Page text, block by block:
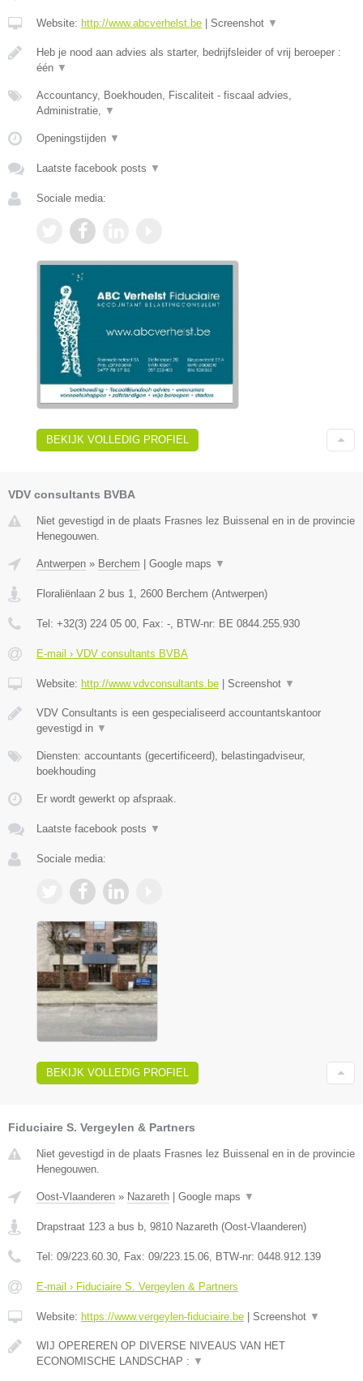
Website: http://www.abcverhelst.be Screenshot ▼
Heb je nood aan advies als starter, bedrijfsleider of vrij beroeper :
één ▼
Accountancy, Boekhouden, Fiscaliteit - fiscaal advies,
Administratie,
▼
Openingstijden ▼
Laatste facebook posts ▼
Sociale media:
BEKIJK VOLLEDIG PROFIEL
VDV consultants BVBA
Niet gevestigd in de plaats Frasnes lez Buissenal en in de provincie
Henegouwen.
Antwerpen » Berchem Google maps ▼
Floraliënlaan 2 bus 1, 2600 Berchem (Antwerpen)
Tel: +32(3) 224 05 00, Fax: -, BTW-nr: BE 0844.255.930
E-mail › VDV consultants BVBA
Website: http://www.vdvconsultants.be Screenshot ▼
VDV Consultants is een gespecialiseerd accountantskantoor
gevestigd in ▼
Diensten: accountants (gecertificeerd), belastingadviseur,
boekhouding
Er wordt gewerkt op afspraak.
Laatste facebook posts ▼
Sociale media:
BEKIJK VOLLEDIG PROFIEL
Fiduciaire S. Vergeylen & Partners
Niet gevestigd in de plaats Frasnes lez Buissenal en in de provincie
Henegouwen.
Oost-Vlaanderen » Nazareth Google maps ▼
Drapstraat 123 a bus b, 9810 Nazareth (Oost-Vlaanderen)
Tel: 09/223.60.30, Fax: 09/223.15.06, BTW-nr: 0448.912.139
E-mail › Fiduciaire S. Vergeylen & Partners
Website: https://www.vergeylen-fiduciaire.be Screenshot ▼
WIJ OPEREREN OP DIVERSE NIVEAUS VAN HET
ECONOMISCHE LANDSCHAP : ▼